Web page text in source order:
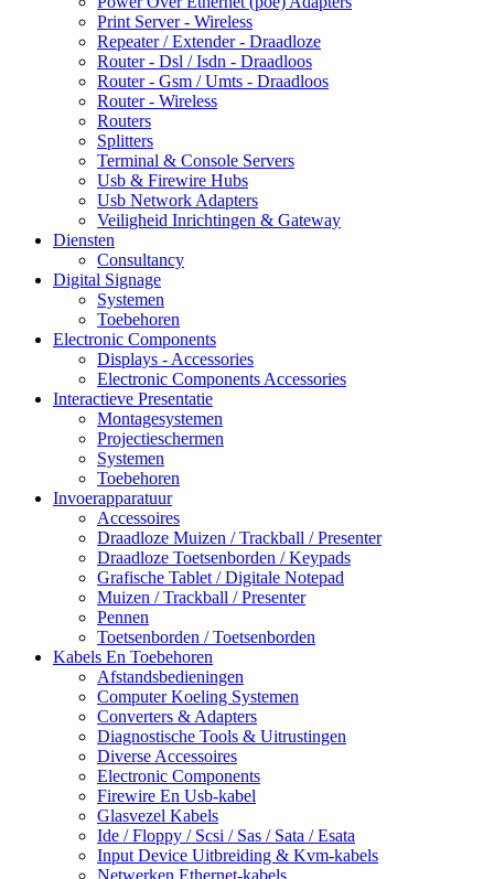
Print Server - Wireless
Repeater / Extender - Draadloze
Router - Dsl / Isdn - Draadloos
Router - Gsm / Umts - Draadloos
Router - Wireless
Routers
Splitters
Terminal & Console Servers
Usb & Firewire Hubs
Usb Network Adapters
Veiligheid Inrichtingen & Gateway
Diensten
Consultancy
Digital Signage
Systemen
Toebehoren
Electronic Components
Displays - Accessories
Electronic Components Accessories
Interactieve Presentatie
Montagesystemen
Projectieschermen
Systemen
Toebehoren
Invoerapparatuur
Accessoires
Draadloze Muizen / Trackball / Presenter
Draadloze Toetsenborden / Keypads
Grafische Tablet / Digitale Notepad
Muizen / Trackball / Presenter
Pennen
Toetsenborden / Toetsenborden
Kabels En Toebehoren
Afstandsbedieningen
Computer Koeling Systemen
Converters & Adapters
Diagnostische Tools & Uitrustingen
Diverse Accessoires
Electronic Components
Firewire En Usb-kabel
Glasvezel Kabels
Ide / Floppy / Scsi / Sas / Sata / Esata
Input Device Uitbreiding & Kvm-kabels